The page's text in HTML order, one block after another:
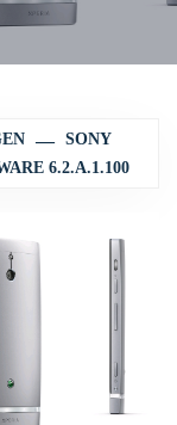
SONY
6.2.A.1.100